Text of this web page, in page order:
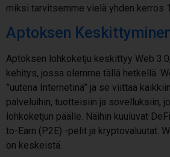
miksi tarvitsemme vielä yhden kerros
Aptoksen
Aptoksen lohkoketju keskittyy Web
kehitys, jossa olemme tällä hetkellä.
”uutena Internetinä” ja se viittaa
palveluihin, tuotteisiin ja sovelluksiin,
lohkoketjun päälle. Näihin kuuluvat
to-Earn (P2E) -pelit ja kryptovaluutat.
on keskeistä.